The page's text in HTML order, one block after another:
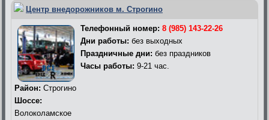
Центр внедорожников м. Строгино
Телефонный номер: 8 (985) 143-22-26
Дни работы: без выходных
Праздничные дни: без праздников
Часы работы: 9-21 час.
Район: Строгино
Шоссе:
Волоколамское